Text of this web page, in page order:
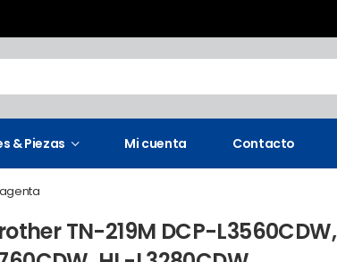
& Piezas Mi cuenta Contacto
TN-219M DCP-L3560CDW,